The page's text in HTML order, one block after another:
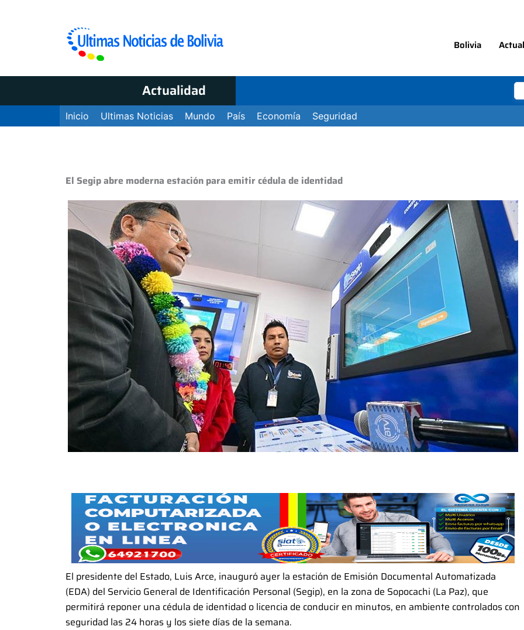
Bolivia
Actualidad
Inicio Ultimas Noticias Mundo País Economía Seguridad
El Segip abre moderna estación para emitir cédula de identidad
El presidente del Estado, Luis Arce, inauguró ayer la estación de Emisión Documental Automatizada
(EDA) del Servicio General de Identificación Personal (Segip), en la zona de Sopocachi (La Paz), que
permitirá reponer una cédula de identidad o licencia de conducir en minutos, en ambiente controlados con
seguridad las 24 horas y los siete días de la semana.